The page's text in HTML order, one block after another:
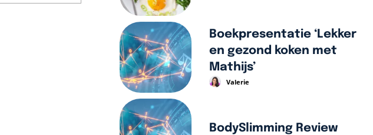
Boekpresentatie ‘Lekker
en gezond koken met
Mathijs’
Valerie
BodySlimming Review